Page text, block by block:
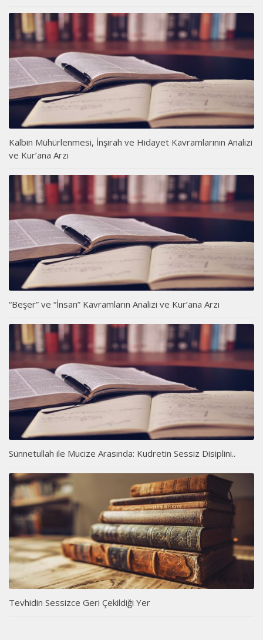
Kalbin Mühürlenmesi, İnşirah ve Hidayet Kavramlarının Analizi
ve Kur’ana Arzı
“Beşer” ve “İnsan” Kavramların Analizi ve Kur’ana Arzı
Sünnetullah ile Mucize Arasında: Kudretin Sessiz Disiplini..
Tevhidin Sessizce Geri Çekildiği Yer